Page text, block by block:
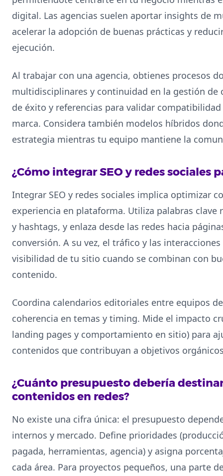
digital. Las agencias suelen aportar insights de
acelerar la adopción de buenas prácticas y
ejecución.
Al trabajar con una agencia, obtienes procesos
multidisciplinares y continuidad en la gestión de
de éxito y referencias para validar
marca. Considera también modelos híbridos
estrategia mientras tu equipo mantiene la
¿Cómo integrar SEO y redes sociales
Integrar SEO y redes sociales implica optimizar
experiencia en plataforma. Utiliza palabras
y hashtags, y enlaza desde las redes hacia
conversión. A su vez, el tráfico y las
visibilidad de tu sitio cuando se combinan con
contenido.
Coordina calendarios editoriales entre equipos
coherencia en temas y timing. Mide el impacto
landing pages y comportamiento en sitio) para
contenidos que contribuyan a objetivos
¿Cuánto presupuesto debería
contenidos en redes?
No existe una cifra única: el presupuesto
internos y mercado. Define prioridades
pagada, herramientas, agencia) y asigna
cada área. Para proyectos pequeños, una parte